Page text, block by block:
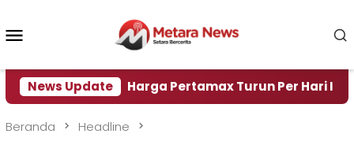
konten
News Update
Harga Pertamax Turun Per Hari Ini, Segini
Beranda Headline